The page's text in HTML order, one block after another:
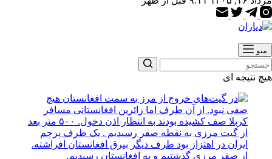
منو
هیچ نتیجه ای